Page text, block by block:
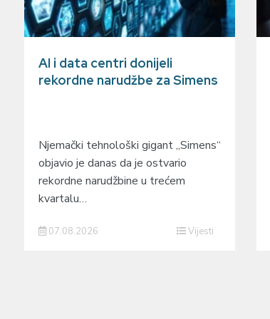
AI i data centri donijeli
rekordne narudžbe za Simens
Njemački tehnološki gigant „Simens“
objavio je danas da je ostvario
rekordne narudžbine u trećem
kvartalu…
07.08.2026 Vijesti